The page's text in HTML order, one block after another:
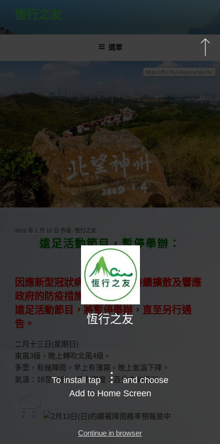
主
恆行之友
選單
發
2022 年 2 月 10 日 作者: 恆行之友
遠足活動節目，暫停舉辦：
13.2.2022
因應新型冠狀病毒肺炎疫情持續擴散及響應
政府的防疫措施。
遠足活動節目，將暫停舉辦，直至另行通
告。
二月十三日(星期日)
東風3級，晚上轉吹北風4級。
多雲，有幾陣雨。早上有薄霧。晚上氣溫下降。
氣溫：16至20度。 相對濕度：百分之80至95。
恆行之友
To install tap
and choose
Add to Home Screen
Continue in browser